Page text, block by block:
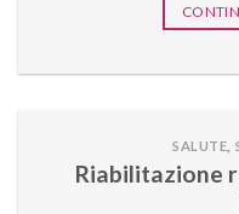
SALUTE
Riabilitazione